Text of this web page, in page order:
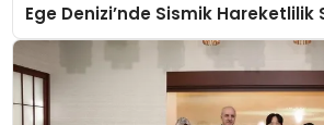
Ege Denizi’nde Sismik Hareketlilik